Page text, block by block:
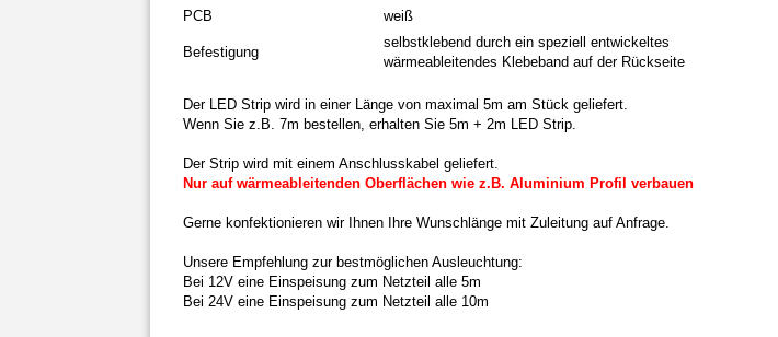
PCB
weiß
Befestigung
selbstklebend durch ein speziell entwickeltes
wärmeableitendes Klebeband auf der Rückseite
Der LED Strip wird in einer Länge von maximal 5m am Stück geliefert.
Wenn Sie z.B. 7m bestellen, erhalten Sie 5m + 2m LED Strip.
Der Strip wird mit einem Anschlusskabel geliefert.
Nur auf wärmeableitenden Oberflächen wie z.B. Aluminium Profil verbauen
Gerne konfektionieren wir Ihnen Ihre Wunschlänge mit Zuleitung auf Anfrage.
Unsere Empfehlung zur bestmöglichen Ausleuchtung:
Bei 12V eine Einspeisung zum Netzteil alle 5m
Bei 24V eine Einspeisung zum Netzteil alle 10m